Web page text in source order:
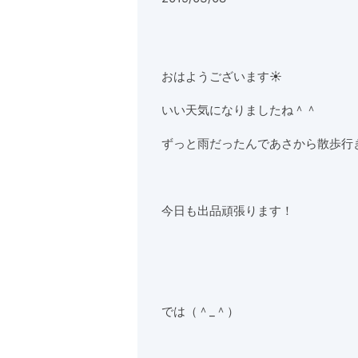
おはようございます☀
いい天気になりましたね＾＾
ずっと雨だったんであさから散歩行
今日も出品頑張ります！
では（＾_＾）